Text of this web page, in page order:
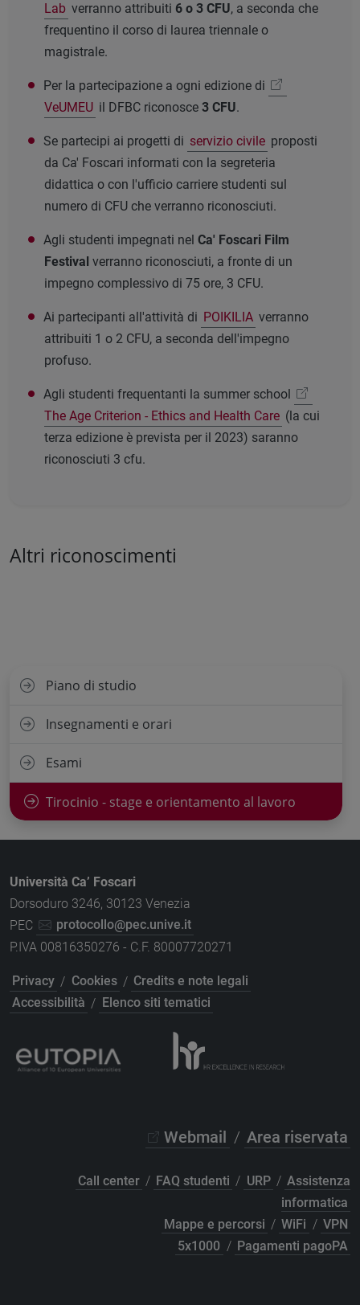
Lab verranno attribuiti 6 o 3 CFU, a seconda che
frequentino il corso di laurea triennale o
magistrale.
Per la partecipazione a ogni edizione di
VeUMEU il DFBC riconosce3 CFU.
Se partecipi ai progetti di servizio civile proposti
da Ca' Foscari informati con la segreteria
didattica o con l'ufficio carriere studenti sul
numero di CFU che verranno riconosciuti.
Agli studenti impegnati nel Ca' Foscari Film
Festival verranno riconosciuti, a fronte di un
impegno complessivo di 75 ore, 3 CFU.
Ai partecipanti all'attività di POIKILIA verranno
attribuiti 1 o 2 CFU, a seconda dell'impegno
profuso.
Agli studenti frequentanti la summer school
The Age Criterion - Ethics and Health Care (la cui
terza edizione è prevista per il 2023) saranno
riconosciuti 3 cfu.
Altri riconoscimenti
Piano di studio
Insegnamenti e orari
Esami
Tirocinio - stage e orientamento al lavoro
Università Ca’ Foscari
Dorsoduro 3246, 30123 Venezia
PEC
protocollo@pec.unive.it
P.IVA 00816350276 - C.F. 80007720271
Privacy / Cookies / Credits e note legali
Accessibilità / Elenco siti tematici
Webmail / Area riservata
Call center / FAQ studenti / URP / Assistenza
informatica
Mappe e percorsi / WiFi / VPN
5x1000 / Pagamenti pagoPA